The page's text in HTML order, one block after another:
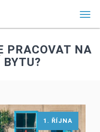
PRACOVAT NA
1. ŘÍJNA